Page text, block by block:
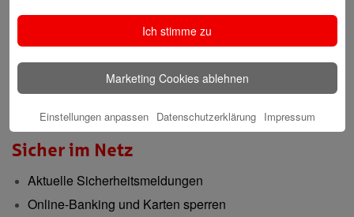
Verantwortungsvoll für die Menschen und die Region
Presse-Center
Aktuelle Meldungen
Sicher im Netz
Aktuelle Sicherheitsmeldungen
Online-Banking und Karten sperren
Ich stimme zu
Marketing Cookies ablehnen
Einstellungen anpassen Datenschutzerklärung Impressum